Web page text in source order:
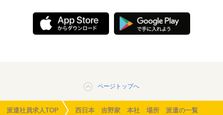
ページトップへ
派遣社員求人TOP 西日本 吉野家 本社 場所 派遣の一覧